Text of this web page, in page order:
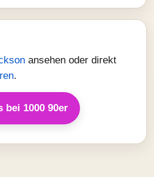
ansehen oder direkt
.
bei 1000 90er